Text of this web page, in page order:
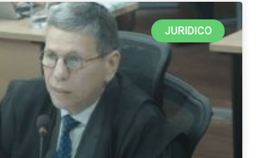
JURIDICO